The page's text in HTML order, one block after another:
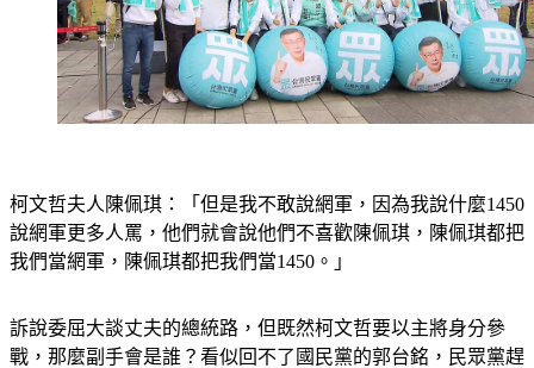
柯文哲夫人陳佩琪：「但是我不敢說網軍，因為我說什麼1450
說網軍更多人罵，他們就會說他們不喜歡陳佩琪，陳佩琪都把
我們當網軍，陳佩琪都把我們當1450。」
訴說委屈大談丈夫的總統路，但既然柯文哲要以主將身分參
戰，那麼副手會是誰？看似回不了國民黨的郭台銘，民眾黨趕